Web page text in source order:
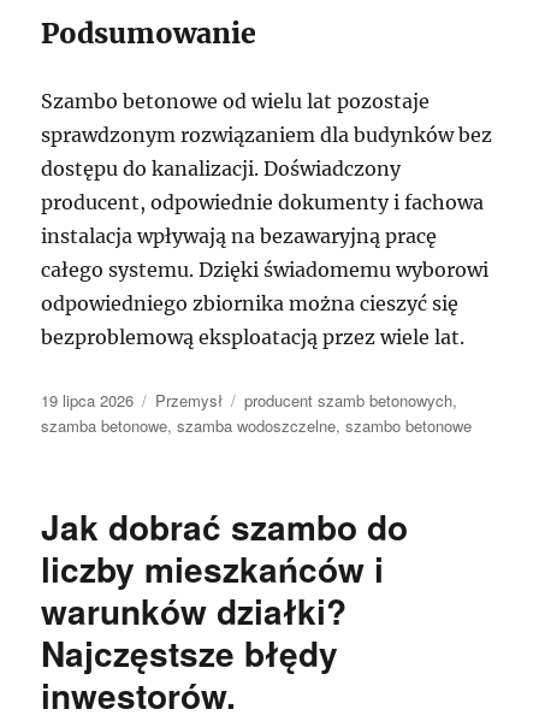
Podsumowanie
Szambo betonowe od wielu lat pozostaje
sprawdzonym rozwiązaniem dla budynków bez
dostępu do kanalizacji. Doświadczony
producent, odpowiednie dokumenty i fachowa
instalacja wpływają na bezawaryjną pracę
całego systemu. Dzięki świadomemu wyborowi
odpowiedniego zbiornika można cieszyć się
bezproblemową eksploatacją przez wiele lat.
Data
publikacji
19 lipca 2026 Kategorie
Przemysł Tagi
producent szamb betonowych,
szamba betonowe,szamba wodoszczelne,szambo betonowe
Jak dobrać szambo do
liczby mieszkańców i
warunków działki?
Najczęstsze błędy
inwestorów.